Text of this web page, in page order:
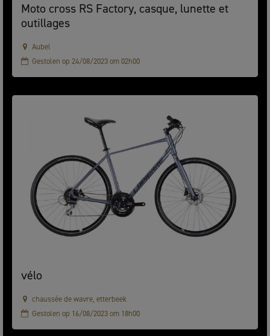
Moto cross RS Factory, casque, lunette et
outillages
Aubel
Gestolen op 24/08/2023 om 02h00
vélo
chaussée de wavre, etterbeek
Gestolen op 16/08/2023 om 18h00